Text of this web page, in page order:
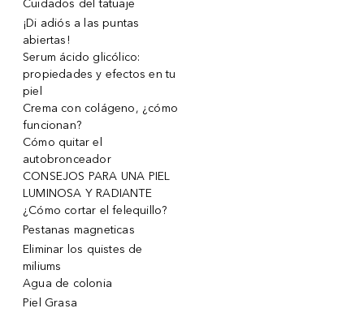
Cuidados del tatuaje
¡Di adiós a las puntas
abiertas!
Serum ácido glicólico:
propiedades y efectos en tu
piel
Crema con colágeno, ¿cómo
funcionan?
Cómo quitar el
autobronceador
CONSEJOS PARA UNA PIEL
LUMINOSA Y RADIANTE
¿Cómo cortar el felequillo?
Pestanas magneticas
Eliminar los quistes de
miliums
Agua de colonia
Piel Grasa